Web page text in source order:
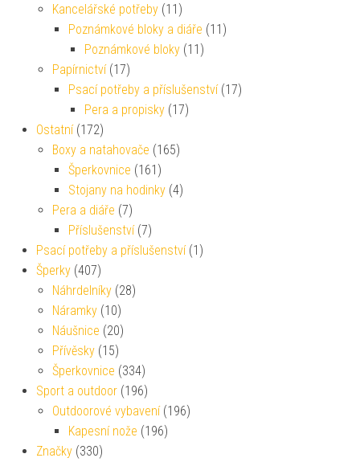
Kancelářské potřeby (11)
Poznámkové bloky a diáře (11)
Poznámkové bloky (11)
Papírnictví (17)
Psací potřeby a příslušenství (17)
Pera a propisky (17)
Ostatní (172)
Boxy a natahovače (165)
Šperkovnice (161)
Stojany na hodinky (4)
Pera a diáře (7)
Příslušenství (7)
Psací potřeby a příslušenství (1)
Šperky (407)
Náhrdelníky (28)
Náramky (10)
Náušnice (20)
Přívěsky (15)
Šperkovnice (334)
Sport a outdoor (196)
Outdoorové vybavení (196)
Kapesní nože (196)
Značky (330)